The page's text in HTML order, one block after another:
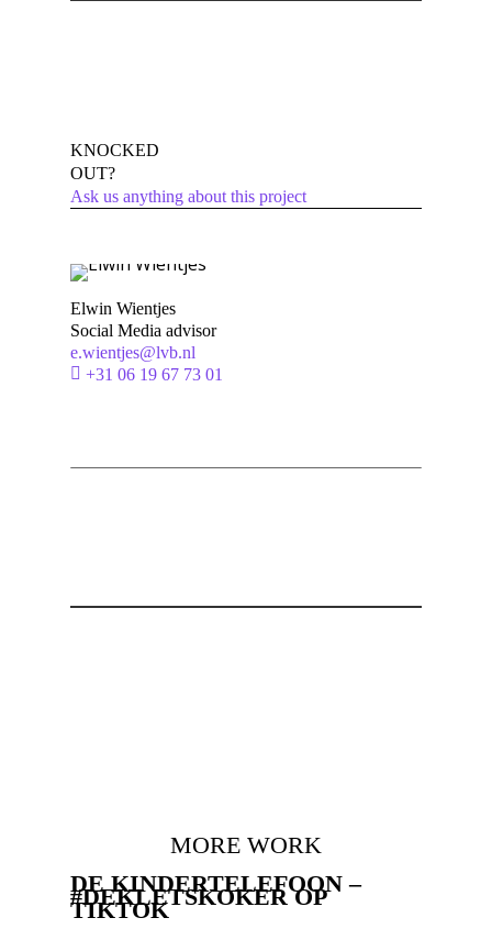
KNOCKED
OUT?
Ask us anything about this project
Elwin Wientjes
Social Media advisor
e.wientjes@lvb.nl
+31 06 19 67 73 01
MORE WORK
DE KINDERTELEFOON –
#DEKLETSKOKER OP
TIKTOK